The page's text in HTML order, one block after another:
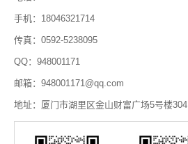
手机：18046321714
传真：0592-5238095
QQ：948001171
邮箱：948001171@qq.com
地址：厦门市湖里区金山财富广场5号楼304